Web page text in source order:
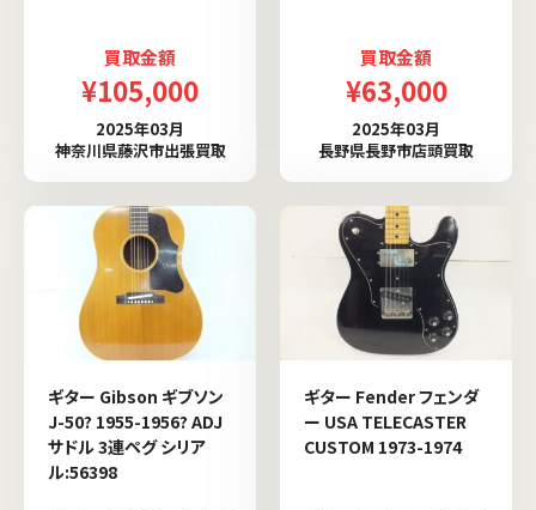
買取金額
¥105,000
2025年03月
神奈川県藤沢市出張買取
買取金額
¥63,000
2025年03月
長野県長野市店頭買取
ギター Gibson ギブソン
J-50? 1955-1956? ADJ
サドル 3連ペグ シリア
ル:56398
ギター Fender フェンダ
ー USA TELECASTER
CUSTOM 1973-1974